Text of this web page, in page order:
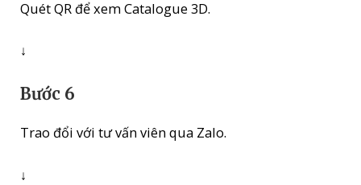
Quét QR để xem Catalogue 3D.
↓
Bước 6
Trao đổi với tư vấn viên qua Zalo.
↓